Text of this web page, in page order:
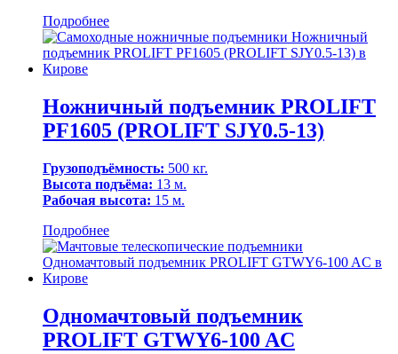
Подробнее
Ножничный подъемник PROLIFT
PF1605 (PROLIFT SJY0.5-13)
Грузоподъёмность: 500 кг.
Высота подъёма: 13 м.
Рабочая высота: 15 м.
Подробнее
Одномачтовый подъемник
PROLIFT GTWY6-100 AC